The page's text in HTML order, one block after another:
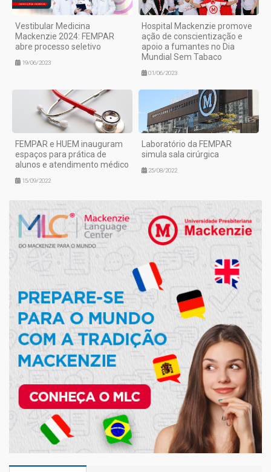
Vestibular Medicina
Mackenzie 2024: FEMPAR
abre processo seletivo
19/06/2023
Hospital Mackenzie promove
ação de conscientização e
apoio a fumantes no Dia
Mundial Sem Tabaco
01/06/2023
FEMPAR e HUEM inauguram
espaços para prática de
alunos e atendimento médico
15/09/2022
Laboratório da FEMPAR
simula sala cirúrgica
25/08/2022